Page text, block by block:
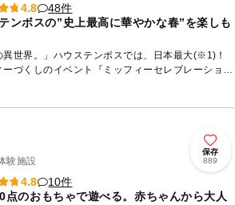
4.8
48件
ンボスの”史上最高に華やかな春”を楽しも
異世界。」ハウステンボスでは、日本最大(※1)！
ーづくしのイベント『ミッフィーセレブレーショ
験施設
保存
889
4.8
10件
点のおもちゃで遊べる。赤ちゃんから大人